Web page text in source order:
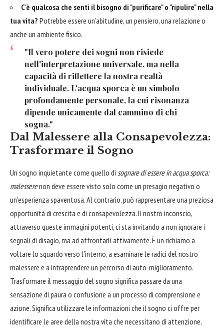
C'è qualcosa che senti il bisogno di "purificare" o "ripulire" nella
tua vita? Potrebbe essere un'abitudine, un pensiero, una relazione o
anche un ambiente fisico.
"Il vero potere dei sogni non risiede
nell'interpretazione universale, ma nella
capacità di riflettere la nostra realtà
individuale. L'acqua sporca è un simbolo
profondamente personale, la cui risonanza
dipende unicamente dal cammino di chi
sogna."
Dal Malessere alla Consapevolezza:
Trasformare il Sogno
Un sogno inquietante come quello di sognare di essere in acqua sporca:
malesserenon deve essere visto solo come un presagio negativo o
un'esperienza spaventosa. Al contrario, può rappresentare una preziosa
opportunità di crescita e di consapevolezza. Il nostro inconscio,
attraverso queste immagini potenti, ci sta invitando a non ignorare i
segnali di disagio, ma ad affrontarli attivamente. È un richiamo a
voltare lo sguardo verso l'interno, a esaminare le radici del nostro
malessere e a intraprendere un percorso di auto-miglioramento.
Trasformare il messaggio del sogno significa passare da una
sensazione di paura o confusione a un processo di comprensione e
azione. Significa utilizzare le informazioni che il sogno ci offre per
identificare le aree della nostra vita che necessitano di attenzione,